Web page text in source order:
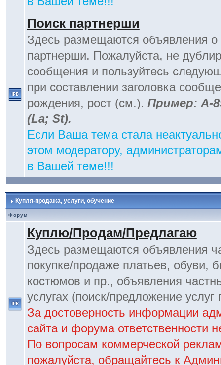
Поиск партнерши
Здесь размещаются объявления о
партнерши. Пожалуйста, не
сообщения и пользуйтесь
при составлении заголовка
рождения, рост (см.). Пример: А-
(La; St).
Если Ваша тема стала
этом модератору,
в Вашей теме!!!
Купля-продажа, услуги, обучение
Форум
Куплю/Продам/Предлагаю
Здесь размещаются объявления
покупке/продаже платьев, обуви,
костюмов и пр., объявления
услугах (поиск/предложение
За достоверность информации
сайта и форума ответственности
По вопросам коммерческой
пожалуйста, обращайтесь к